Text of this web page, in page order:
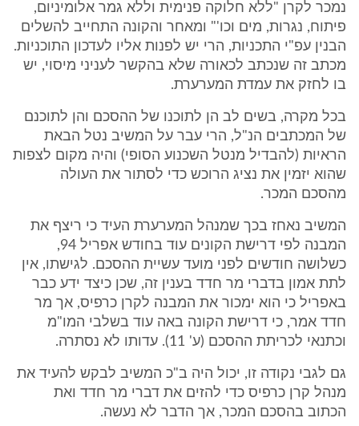
נמכר לקרן "ללא חלוקה פנימית וללא גמר אלומיניום,
פיתוח, נגרות, מים וכו'" ומאחר והקונה התחייב להשלים
הבנין עפ"י התכניות, הרי יש לפנות אליו לעדכון התוכניות.
מכתב זה שנכתב לכאורה שלא בהקשר לעניני מיסוי, יש
בו לחזק את עמדת המערערת.
בכל מקרה, בשים לב הן לתוכנו של ההסכם והן לתוכנם
של המכתבים הנ"ל, הרי עבר על המשיב נטל הבאת
הראיות (להבדיל מנטל השכנוע הסופי) והיה מקום לצפות
שהוא יזמין את נציג הרוכש כדי לסתור את העולה
מהסכם המכר.
המשיב נאחז בכך שמנהל המערערת העיד כי ריצף את
המבנה לפי דרישת הקונים עוד בחודש אפריל 94,
כשלושה חודשים לפני מועד עשיית ההסכם. לגישתו, אין
לתת אמון בדברי מר חדד בענין זה, שכן כיצד ידע כבר
באפריל כי הוא ימכור את המבנה לקרן כרפיס, אך מר
חדד אמר, כי דרישת הקונה באה עוד בשלבי המו"מ
וכתנאי לכריתת ההסכם (ע' 11). עדותו לא נסתרה.
גם לגבי נקודה זו, יכול היה ב"כ המשיב לבקש להעיד את
מנהל קרן כרפיס כדי להזים את דברי מר חדד ואת
הכתוב בהסכם המכר, אך הדבר לא נעשה.